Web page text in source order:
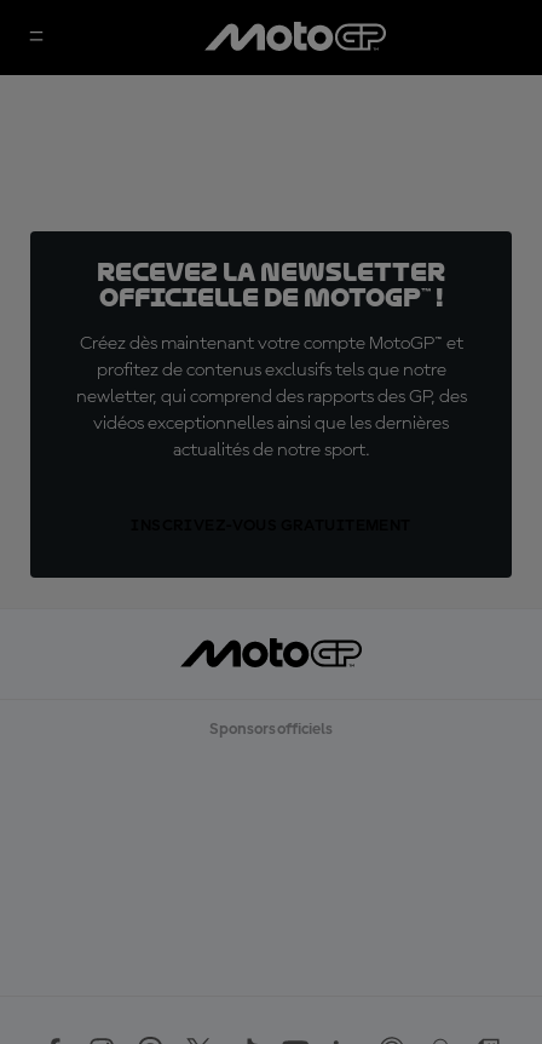
Recevez la Newsletter
officielle de MotoGP™ !
Créez dès maintenant votre compte MotoGP™ et
profitez de contenus exclusifs tels que notre
newletter, qui comprend des rapports des GP, des
vidéos exceptionnelles ainsi que les dernières
actualités de notre sport.
Sponsors officiels